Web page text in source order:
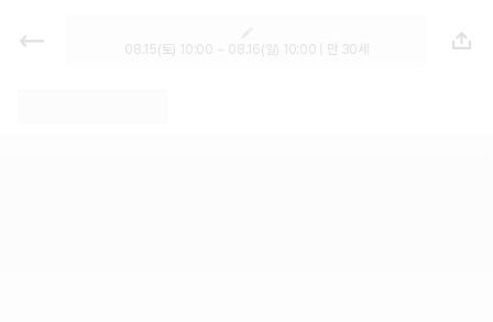
렌트카 - 강원 렌터카 가격비교, 최저
가 보장 1위 카모아
08.15(토) 10:00 ~ 08.16(일) 10:00 | 만 30세